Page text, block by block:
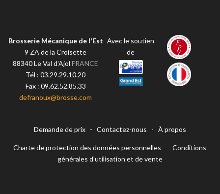
Brosserie Mécanique de l'Est
9 ZA de la Croisette
88340Le Val d'Ajol FRANCE
Tél :03.29.29.10.20
Fax : 09.62.52.85.33
defranoux@brosse.com
Avec le soutien
de
Demande de prix- Contactez-nous - À propos
Charte de protection des données personnelles -Conditions
générales d'utilisation et de vente